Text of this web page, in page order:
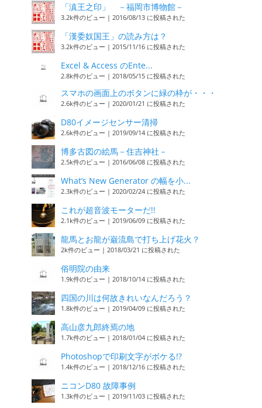
「滇王之印」 －福岡市博物館－
3.2k件のビュー | 2016/08/13 に投稿された
「漢委奴国王」の読み方は？
3.2k件のビュー | 2015/11/16 に投稿された
Excel & Access のEnte...
2.8k件のビュー | 2018/05/15 に投稿された
スマホの画面上のボタンに緑の枠が・・・
2.6k件のビュー | 2020/01/21 に投稿された
D80イメージセンサー清掃
2.6k件のビュー | 2019/09/14 に投稿された
博多古図の絵馬－住吉神社－
2.5k件のビュー | 2016/06/08 に投稿された
What’s New Generator の幅を小...
2.3k件のビュー | 2020/02/24 に投稿された
これが超音波モーターだ!!
2.1k件のビュー | 2019/06/09 に投稿された
龍馬とお龍が巌流島で打ち上げ花火？
2k件のビュー | 2018/03/21 に投稿された
俗明院の由来
1.9k件のビュー | 2018/10/14 に投稿された
四国の川は何故きれいなんだろう？
1.8k件のビュー | 2019/04/09 に投稿された
高山彦九郎終焉の地
1.7k件のビュー | 2018/01/04 に投稿された
Photoshopで印刷文字がボケる!?
1.4k件のビュー | 2018/12/16 に投稿された
ニコンD80 故障事例
1.3k件のビュー | 2019/11/03 に投稿された